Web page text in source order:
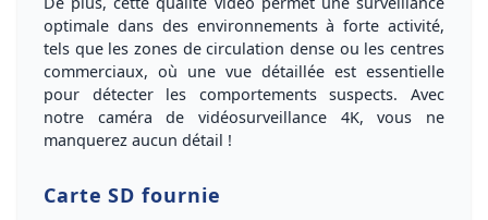
optimale dans des environnements à forte activité,
tels que les zones de circulation dense ou les centres
commerciaux, où une vue détaillée est essentielle
pour détecter les comportements suspects. Avec
notre caméra de vidéosurveillance 4K, vous ne
manquerez aucun détail !
Carte SD fournie